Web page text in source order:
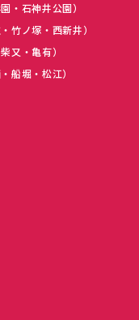
・石神井公園）
竹ノ塚・西新井）
又・亀有）
船堀・松江）